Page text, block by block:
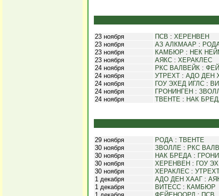
23 ноября ПСВ : ХЕРЕНВЕН
23 ноября
АЗ АЛКМААР :
23 ноября
КАМБЮР : НЕК
23 ноября
АЯКС : ХЕРАКЛЕС
24 ноября
РКС ВАЛВЕЙК :
24 ноября
УТРЕХТ : АДО ДЕН
24 ноября
ГОУ ЭХЕД ИГЛС :
24 ноября
ГРОНИНГЕН :
24 ноября
ТВЕНТЕ : НАК
29 ноября РОДА : ТВЕНТЕ
30 ноября
ЗВОЛЛЕ : РКС
30 ноября
НАК БРЕДА :
30 ноября
ХЕРЕНВЕН : ГОУ
30 ноября
ХЕРАКЛЕС :
1 декабря
АДО ДЕН ХААГ :
1 декабря
ВИТЕСС : КАМБЮР